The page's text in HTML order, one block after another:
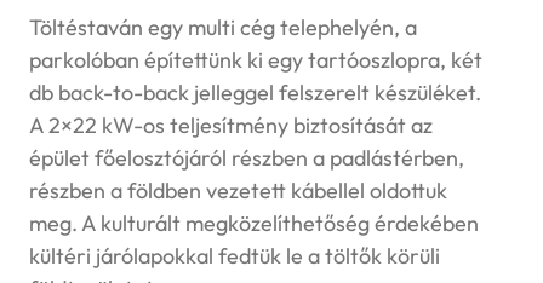
Töltéstaván egy multi cég telephelyén, a
parkolóban építettünk ki egy tartóoszlopra, két
db back-to-back jelleggel felszerelt készüléket.
A 2×22 kW-os teljesítmény biztosítását az
épület főelosztójáról részben a padlástérben,
részben a földben vezetett kábellel oldottuk
meg. A kulturált megközelíthetőség érdekében
kültéri járólapokkal fedtük le a töltők körüli